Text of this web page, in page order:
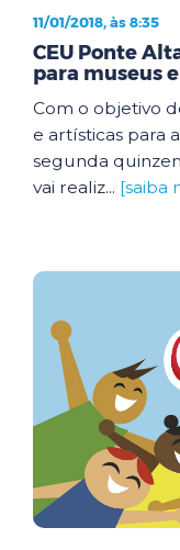
11/01/2018, às 8:35
CEU Ponte
para museus
Com o objetivo
e artísticas para
segunda
vai realiz... [saiba